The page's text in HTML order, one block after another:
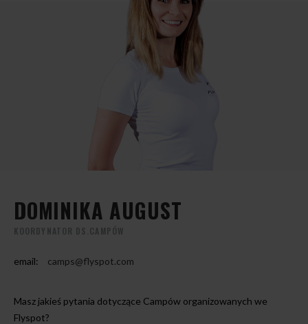
DOMINIKA AUGUST
KOORDYNATOR DS.CAMPÓW
email: camps@flyspot.com
Masz jakieś pytania dotyczące Campów organizowanych we
Flyspot?